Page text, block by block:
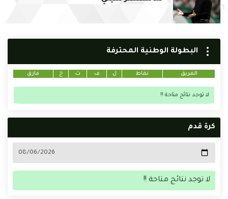
البطولة الوطنية المحترفة
الفريق نقاط ل ف ت خ فارق
لا توجد نتائج متاحة !!
كرة قدم
لا توجد نتائج متاحة !!